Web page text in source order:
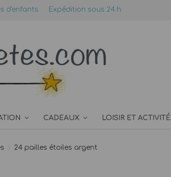
d'enfants Expédition sous 24 h
CADEAUX LOISIR ET ACTIVITÉ
24 pailles étoiles argent